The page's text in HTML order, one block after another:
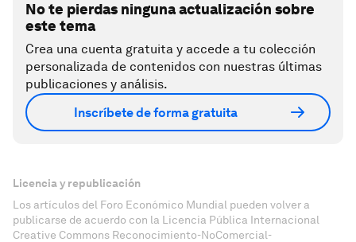
No te pierdas ninguna actualización sobre
este tema
Crea una cuenta gratuita y accede a tu colección
personalizada de contenidos con nuestras últimas
publicaciones y análisis.
Inscríbete de forma gratuita
Licencia y republicación
Los artículos del Foro Económico Mundial pueden volver a
publicarse de acuerdo con la Licencia Pública Internacional
Creative Commons Reconocimiento-NoComercial-